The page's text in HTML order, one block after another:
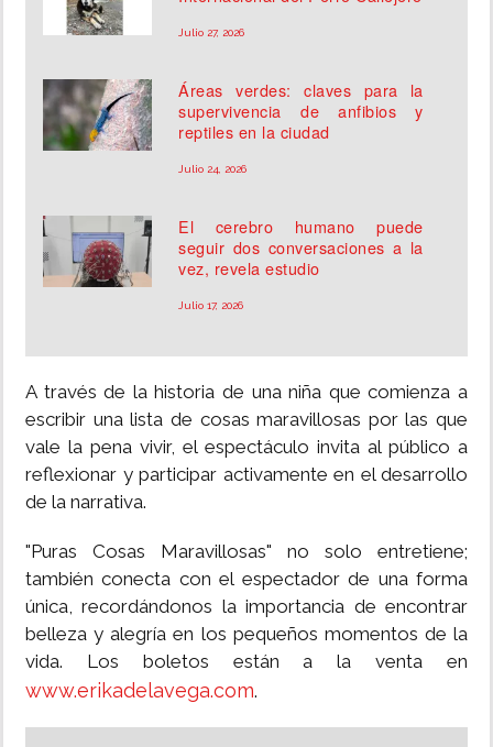
Julio 27, 2026
Áreas verdes: claves para la
supervivencia de anfibios y
reptiles en la ciudad
Julio 24, 2026
El cerebro humano puede
seguir dos conversaciones a la
vez, revela estudio
Julio 17, 2026
A través de la historia de una niña que comienza a
escribir una lista de cosas maravillosas por las que
vale la pena vivir, el espectáculo invita al público a
reflexionar y participar activamente en el desarrollo
de la narrativa.
"Puras Cosas Maravillosas" no solo entretiene;
también conecta con el espectador de una forma
única, recordándonos la importancia de encontrar
belleza y alegría en los pequeños momentos de la
vida. Los boletos están a la venta en
www.erikadelavega.com.